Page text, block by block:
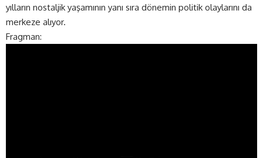
yılların nostaljik yaşamının yanı sıra dönemin politik olaylarını da
merkeze alıyor.
Fragman: